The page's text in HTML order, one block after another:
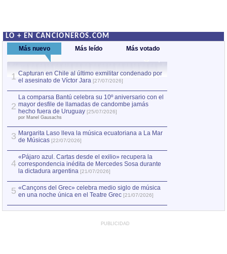
LO + EN CANCIONEROS.COM
Más nuevo Más leído Más votado
1 Capturan en Chile al último exmilitar condenado por
el asesinato de Víctor Jara [27/07/2026]
2
La comparsa Bantú celebra su 10º aniversario con el
mayor desfile de llamadas de candombe jamás
hecho fuera de Uruguay [25/07/2026]
por Manel Gausachs
3 Margarita Laso lleva la música ecuatoriana a La Mar
de Músicas [22/07/2026]
4
«Pájaro azul. Cartas desde el exilio» recupera la
correspondencia inédita de Mercedes Sosa durante
la dictadura argentina [21/07/2026]
5 «Cançons del Grec» celebra medio siglo de música
en una noche única en el Teatre Grec [21/07/2026]
PUBLICIDAD